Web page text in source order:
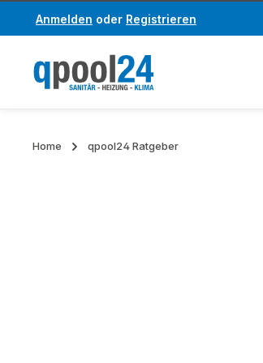
Hauptinhalt springen
Zur Suche springen
Anmelden oder Registrieren
Home qpool24 Ratgeber